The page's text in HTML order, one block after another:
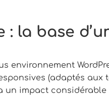
: la base
environnement
(adaptés
un impact considérable